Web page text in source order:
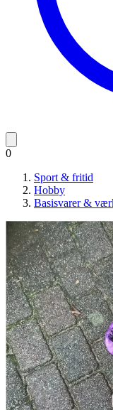
0
Sport & fritid
Hobby
Basisvarer &